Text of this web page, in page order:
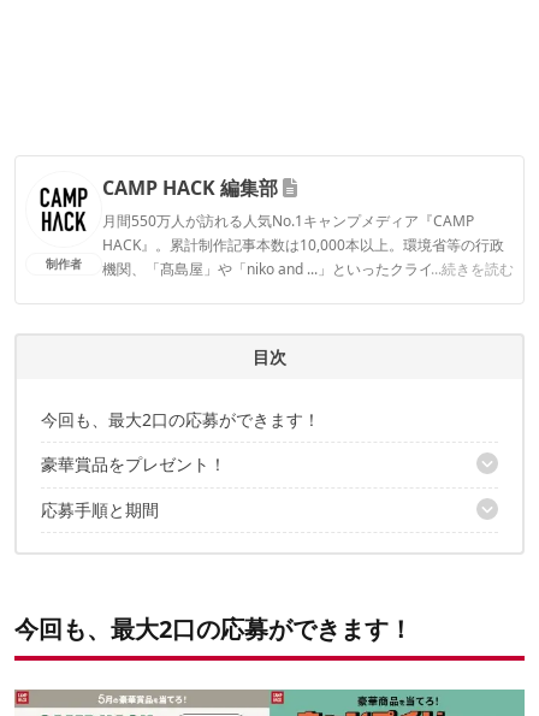
制作者
CAMP HACK 編集部
月間550万人が訪れる人気No.1キャンプメディア『CAMP
HACK』。累計制作記事本数は10,000本以上。環境省等の行政
機関、「髙島屋」や「niko and ...」といったクライアントとの
...続きを読む
CAMP HACK 編集部のプロフィール
目次
今回も、最大2口の応募ができます！
豪華賞品をプレゼント！
【A賞：3名様】 Humble「One outdoor」
応募手順と期間
応募期間
注意事項等
今回も、最大2口の応募ができます！